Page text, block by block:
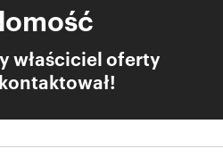
właściciel oferty